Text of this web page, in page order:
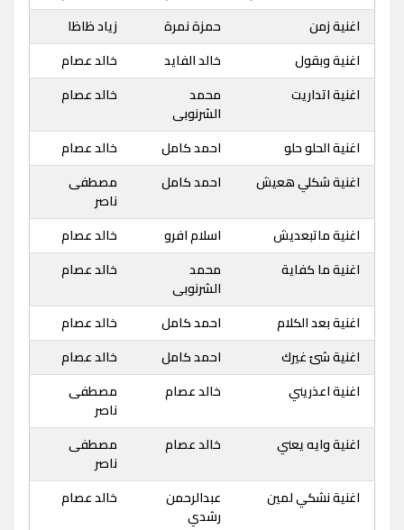
اغنية زمن
حمزة نمرة
زياد ظاظا
اغنية وبقول
خالد الفايد
خالد عصام
اغنية اتداريت
محمد
الشرنوبى
خالد عصام
اغنية الحلو حلو احمد كامل
خالد عصام
اغنية شكلي هعيش
احمد كامل
مصطفى
ناصر
اغنية ماتبعديش
اسلام افرو
خالد عصام
اغنية ما كفاية
محمد
الشرنوبى
خالد عصام
اغنية بعد الكلام احمد كامل
خالد عصام
اغنية شئ غيرك
احمد كامل
خالد عصام
اغنية اعذريني
خالد عصام
مصطفى
ناصر
اغنية وايه يعني
خالد عصام
مصطفى
ناصر
اغنية نشكي لمين
عبدالرحمن
رشدي
خالد عصام